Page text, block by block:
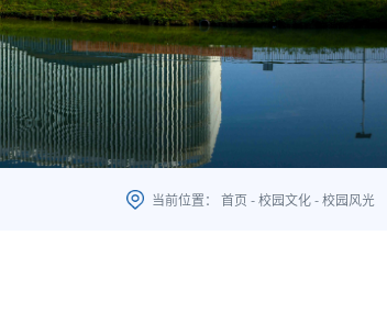
当前位置： 首页 - 校园文化- 校园风光